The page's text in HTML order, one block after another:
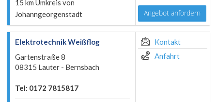
15 km Umkreis von
Johanngeorgenstadt
Angebot anfordern
Elektrotechnik Weißflog
Gartenstraße 8
08315 Lauter - Bernsbach
Tel: 0172 7815817
Kontakt
Anfahrt